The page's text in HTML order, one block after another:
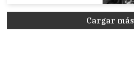
Cargar más